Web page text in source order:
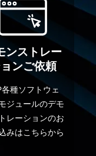
ンストレー
ンご依頼
各種ソフトウェ
ジュールのデモ
レーションのお
みはこちらから